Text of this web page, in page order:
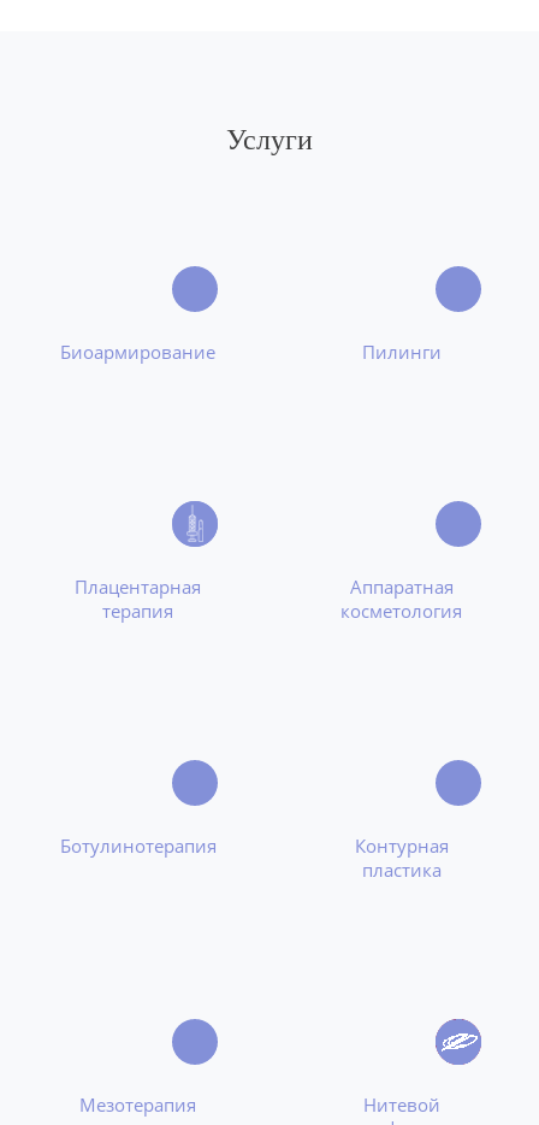
Услуги
Биоармирование Пилинги
Плацентарная
терапия
Аппаратная
косметология
Ботулинотерапия
Контурная
пластика
Мезотерапия
Нитевой